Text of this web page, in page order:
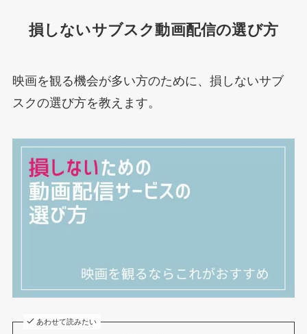
損しないサブスク動画配信の選び方
映画を観る機会が多い方のために、損しないサブ
スクの選び方を教えます。
あわせて読みたい